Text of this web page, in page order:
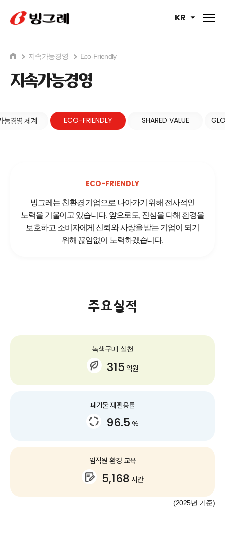
KR
지속가능경영 Eco-Friendly
지속가능경영
능경영 체계 ECO-FRIENDLY SHARED VALUE
ECO-FRIENDLY
빙그레는 친환경 기업으로 나아가기 위해 전사적인
노력을 기울이고 있습니다.앞으로도, 진심을 다해 환경을
보호하고 소비자에게 신뢰와 사랑을 받는 기업이 되기
위해 끊임없이 노력하겠습니다.
주요실적
녹색구매 실천
315 억원
폐기물 재활용률
96.5 %
임직원 환경 교육
5,168 시간
(2025년 기준)